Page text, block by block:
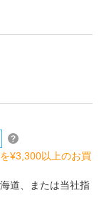
¥3,300以上のお買
道、または当社指